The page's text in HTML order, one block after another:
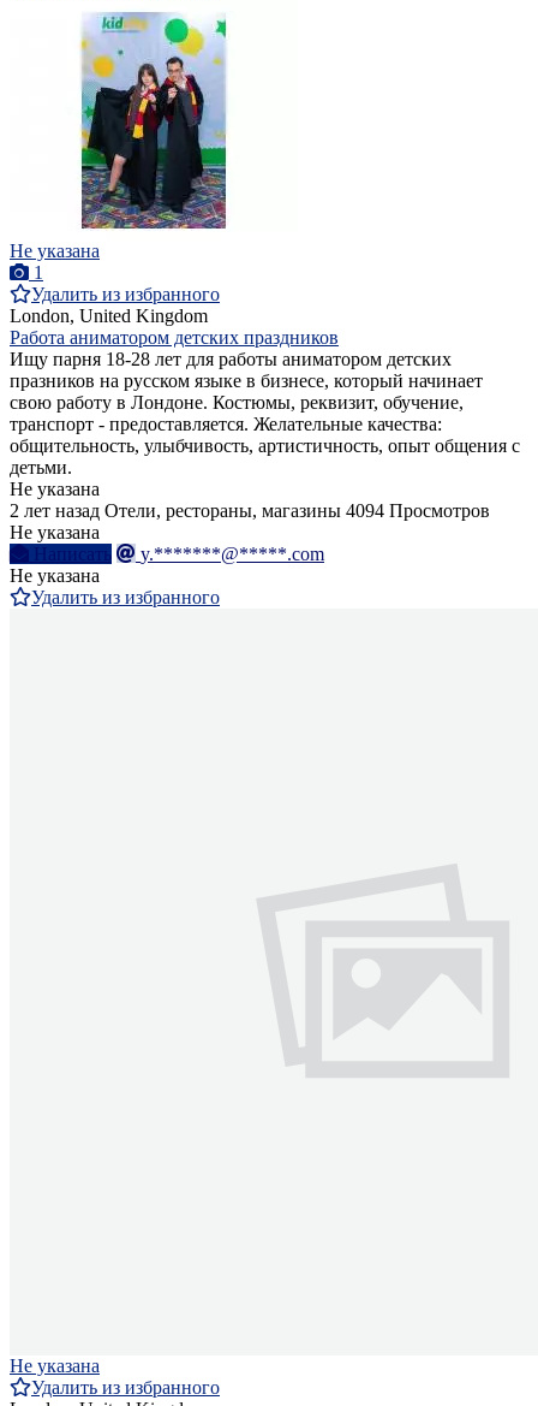
Не указана
1
Удалить из избранного
London, United Kingdom
Работа аниматором детских праздников
Ищу парня 18-28 лет для работы аниматором детских
празников на русском языке в бизнесе, который начинает
свою работу в Лондоне. Костюмы, реквизит, обучение,
транспорт - предоставляется. Желательные качества:
общительность, улыбчивость, артистичность, опыт общения с
детьми.
Не указана
2 лет назад Отели, рестораны, магазины 4094 Просмотров
Не указана
Написать
y.*******@*****.com
Не указана
Удалить из избранного
Не указана
Удалить из избранного